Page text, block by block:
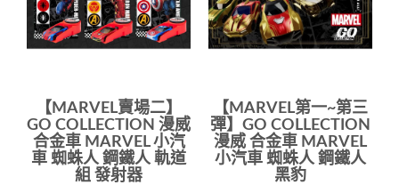
【MARVEL賣場二】
GO COLLECTION 漫威
合金車 MARVEL 小汽
車 蜘蛛人 鋼鐵人 軌道
組 發射器
【MARVEL第一~第三
彈】GO COLLECTION
漫威 合金車 MARVEL
小汽車 蜘蛛人 鋼鐵人
黑豹